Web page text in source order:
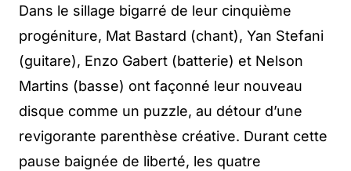
Dans le sillage bigarré de leur cinquième
progéniture, Mat Bastard (chant), Yan Stefani
(guitare), Enzo Gabert (batterie) et Nelson
Martins (basse) ont façonné leur nouveau
disque comme un puzzle, au détour d’une
revigorante parenthèse créative. Durant cette
pause baignée de liberté, les quatre